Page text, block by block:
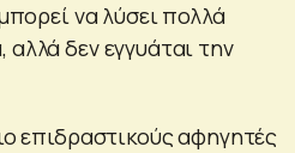
να λύσει πολλά
δεν εγγυάται την
επιδραστικούς αφηγητές